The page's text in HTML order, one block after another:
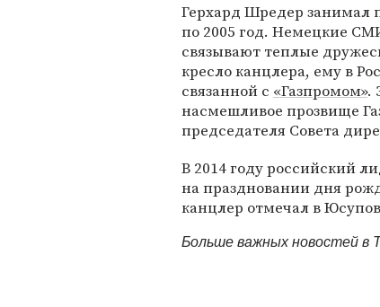
Герхард Шредер занимал
по 2005 год. Немецкие
связывают теплые
кресло канцлера, ему в
связанной с «Газпромом».
насмешливое прозвище
председателя Совета
В 2014 году российский
на праздновании дня
канцлер отмечал в
Больше важных новостей в